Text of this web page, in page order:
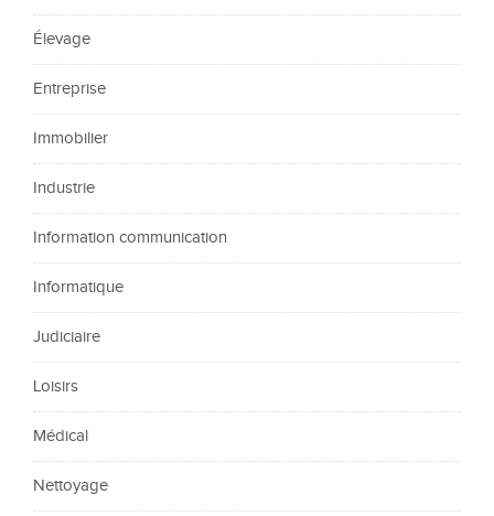
Élevage
Entreprise
Immobilier
Industrie
Information communication
Informatique
Judiciaire
Loisirs
Médical
Nettoyage